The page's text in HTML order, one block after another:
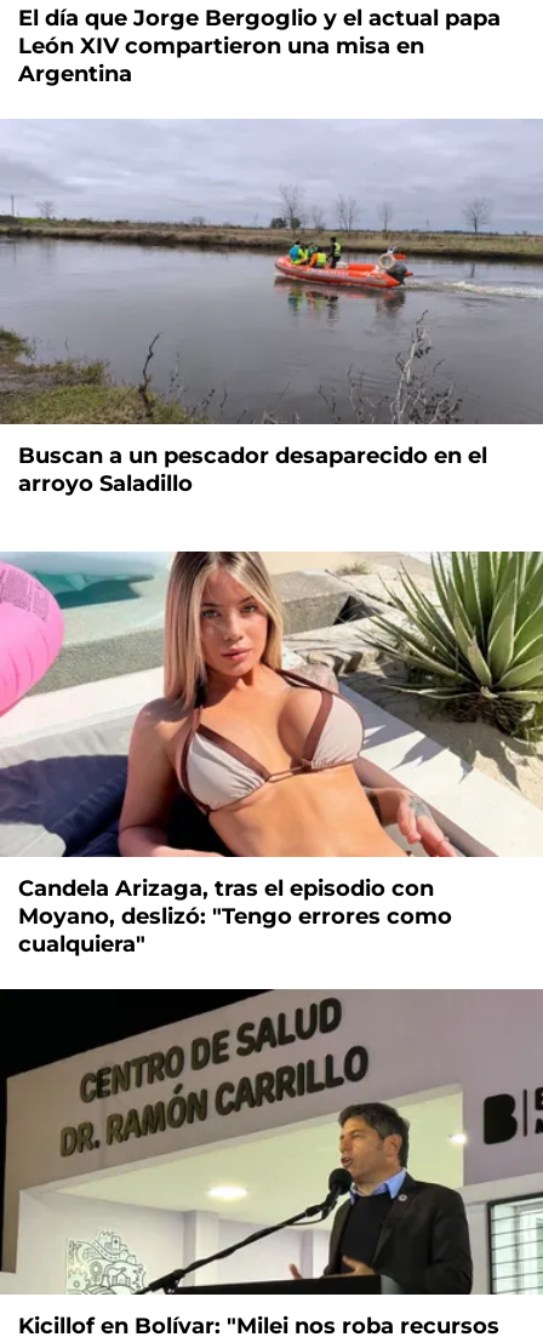
El día que Jorge Bergoglio y el actual papa
León XIV compartieron una misa en
Argentina
Buscan a un pescador desaparecido en el
arroyo Saladillo
Candela Arizaga, tras el episodio con
Moyano, deslizó: "Tengo errores como
cualquiera"
Kicillof en Bolívar: "Milei nos roba recursos